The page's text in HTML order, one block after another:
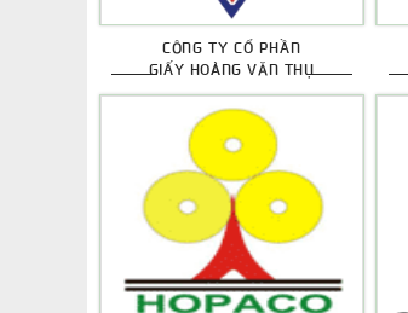
CÔNG TY CỔ PHẦN
GIẤY HOÀNG VĂN THỤ